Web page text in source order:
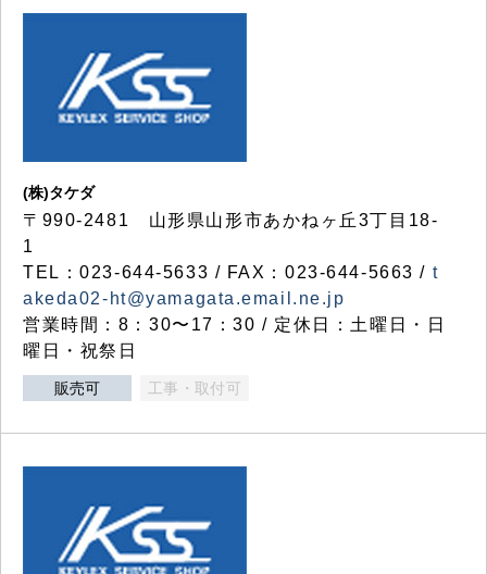
(株)タケダ
〒990-2481 山形県山形市あかねヶ丘3丁目18-
1
TEL：023-644-5633 / FAX：023-644-5663 / t
akeda02-ht@yamagata.email.ne.jp
営業時間：8：30〜17：30 / 定休日：土曜日・日
曜日・祝祭日
販売可 工事・取付可